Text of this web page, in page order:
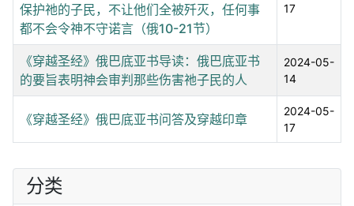
保护祂的子民，不让他们全被歼灭，任何事
都不会令神不守诺言（俄10-21节）
17
《穿越圣经》俄巴底亚书导读：俄巴底亚书
的要旨表明神会审判那些伤害祂子民的人
2024-05-
14
《穿越圣经》俄巴底亚书问答及穿越印章
2024-05-
17
分类